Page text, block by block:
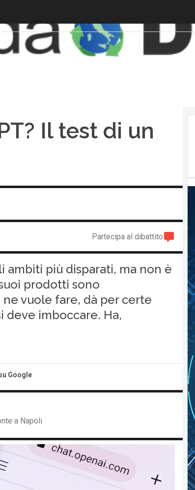
Il test di un
Partecipa al dibattito
ambiti più disparati, ma non è
prodotti sono
ne vuole fare, dà per certe
deve imboccare. Ha,
Google
a Napoli